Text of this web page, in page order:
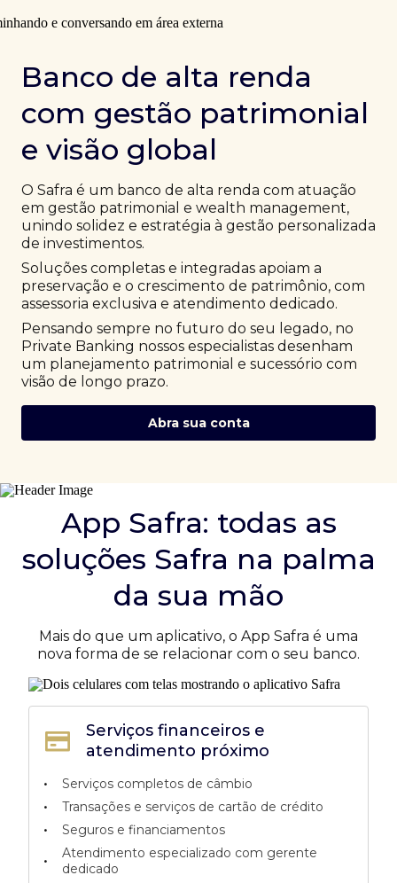
Banco de alta renda
com gestão patrimonial
e visão global
O Safra é um banco de alta renda com atuação
em gestão patrimonial e wealth management,
unindo solidez e estratégia à gestão personalizada
de investimentos.
Soluções completas e integradas apoiam a
preservação e o crescimento de patrimônio, com
assessoria exclusiva e atendimento dedicado.
Pensando sempre no futuro do seu legado, no
Private Banking nossos especialistas desenham
um planejamento patrimonial e sucessório com
visão de longo prazo.
Abra sua conta
App Safra: todas as
soluções Safra na palma
da sua mão
Mais do que um aplicativo, o App Safra é uma
nova forma de se relacionar com o seu banco.
Serviços financeiros e
atendimento próximo
•
Serviços completos de câmbio
• Transações e serviços de cartão de crédito
• Seguros e financiamentos
•
Atendimento especializado com gerente
dedicado